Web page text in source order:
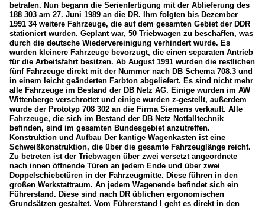
betrafen. Nun begann die Serienfertigung mit der Ablieferung des
188 303 am 27. Juni 1989 an die DR. Ihm folgten bis Dezember
1991 34 weitere Fahrzeuge, die auf dem gesamten Gebiet der DDR
stationiert wurden. Geplant war, 50 Triebwagen zu beschaffen, was
durch die deutsche Wiedervereinigung verhindert wurde. Es
wurden kleinere Fahrzeuge bevorzugt, die einen separaten Antrieb
für die Arbeitsfahrt besitzen. Ab August 1991 wurden die restlichen
fünf Fahrzeuge direkt mit der Nummer nach DB Schema 708.3 und
in einem leicht geänderten Farbton abgeliefert. Es sind nicht mehr
alle Fahrzeuge im Bestand der DB Netz AG. Einige wurden im AW
Wittenberge verschrottet und einige wurden z-gestellt, außerdem
wurde der Prototyp 708 302 an die Firma Siemens verkauft. Alle
Fahrzeuge, die sich im Bestand der DB Netz Notfalltechnik
befinden, sind im gesamten Bundesgebiet anzutreffen.
Konstruktion und Aufbau Der kantige Wagenkasten ist eine
Schweißkonstruktion, die über die gesamte Fahrzeuglänge reicht.
Zu betreten ist der Triebwagen über zwei versetzt angeordnete
nach innen öffnende Türen an jedem Ende und über zwei
Doppelschiebetüren in der Fahrzeugmitte. Diese führen in den
großen Werkstattraum. An jedem Wagenende befindet sich ein
Führerstand. Diese sind nach DR üblichen ergonomischen
Grundsätzen gestaltet. Vom Führerstand I geht es direkt in den